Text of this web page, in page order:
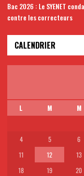
Bac 2026 : Le SYENET
contre les correcteurs
CALENDRIER
L M M
4
5 6
11
12 13
18
19 20